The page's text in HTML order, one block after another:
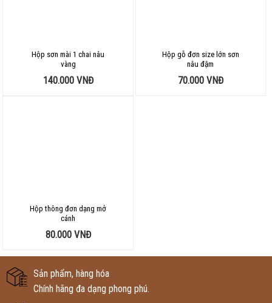
Hộp sơn mài 1 chai nâu
vàng
140.000VNĐ
Hộp gỗ đơn size lớn sơn
nâu đậm
70.000VNĐ
Hộp thông đơn dạng mở
cánh
80.000VNĐ
Sản phẩm, hàng hóa
Chính hãng đa dạng phong phú.